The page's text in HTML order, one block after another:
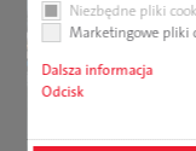
Niezbędne pliki
Marketingowe pliki
Dalsza informacja
Odcisk
Kariera
Firma
Do pobrania